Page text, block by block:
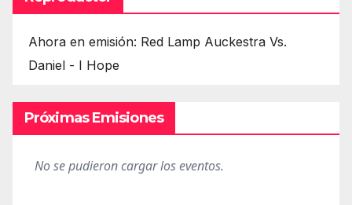
Ahora en emisión: Red Lamp Auckestra Vs.
Daniel - I Hope
Próximas Emisiones